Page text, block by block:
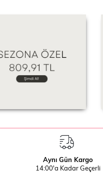
Aynı Gün Kargo
14:00'a Kadar Geçerli